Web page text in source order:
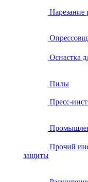
Нарезание
Оснастка
Пилы
Пресс-
Прочий
защиты